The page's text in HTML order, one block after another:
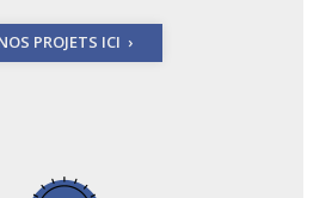
PROJETS ICI